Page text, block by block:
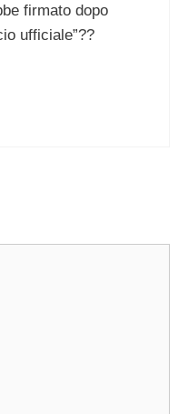
firmato dopo
ufficiale”??